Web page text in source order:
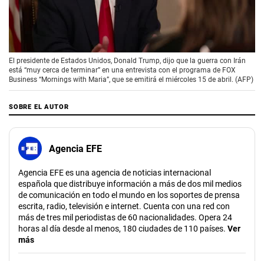
El presidente de Estados Unidos, Donald Trump, dijo que la guerra con Irán
está “muy cerca de terminar” en una entrevista con el programa de FOX
Business “Mornings with Maria”, que se emitirá el miércoles 15 de abril. (AFP)
SOBRE EL AUTOR
Agencia EFE
Agencia EFE es una agencia de noticias internacional
española que distribuye información a más de dos mil medios
de comunicación en todo el mundo en los soportes de prensa
escrita, radio, televisión e internet. Cuenta con una red con
más de tres mil periodistas de 60 nacionalidades. Opera 24
horas al día desde al menos, 180 ciudades de 110 países. Ver
más